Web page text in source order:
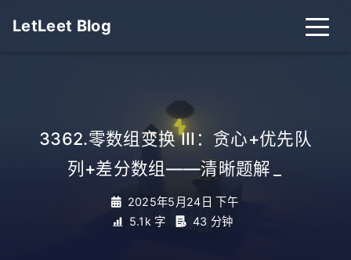
LetLeet Blog
3362.零数组变换 III：贪心+优先队
列+差分数组——清晰题解
2025年5月24日 下午
5.1k 字
43 分钟